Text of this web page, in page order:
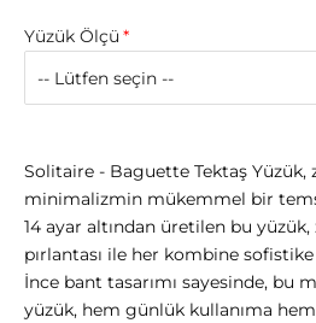
Yüzük Ölçü
Solitaire - Baguette Tektaş Yüzük,
minimalizmin mükemmel bir
14 ayar altından üretilen bu
pırlantası ile her kombine
İnce bant tasarımı sayesinde, bu
yüzük, hem günlük kullanıma hem